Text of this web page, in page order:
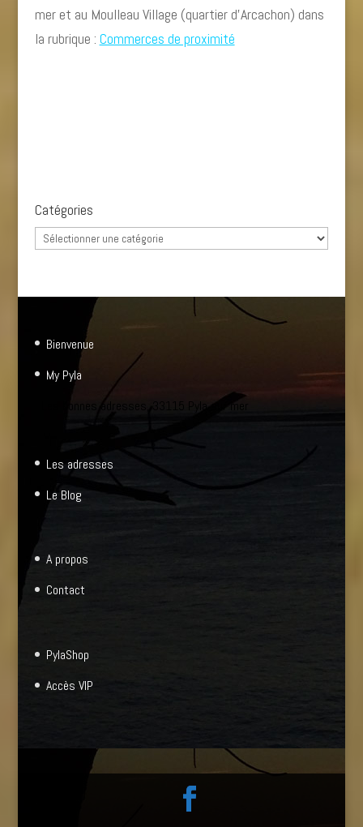
mer et au Moulleau Village (quartier d’Arcachon) dans
la rubrique : Commerces de proximité
Catégories
Catégories
Bienvenue
My Pyla
Les bonnes adresses, 33115 Pyla sur mer
Les adresses
Le Blog
A propos
Contact
PylaShop
Accès VIP